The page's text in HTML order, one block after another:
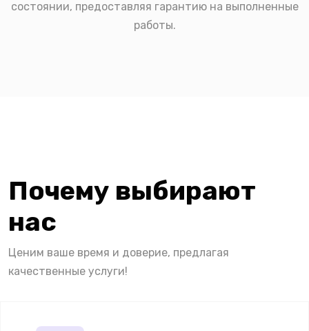
состоянии, предоставляя гарантию на выполненные
работы.
Почему выбирают
нас
Ценим ваше время и доверие, предлагая
качественные услуги!